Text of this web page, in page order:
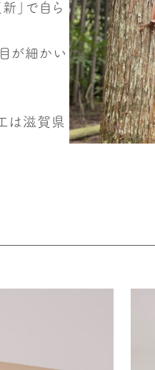
」で自ら
が細かい
は滋賀県